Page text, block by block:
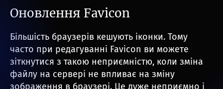
Оновлення Favicon
Більшість браузерів кешують іконки. Тому
часто при редагуванні Favicon ви можете
зіткнутися з такою неприємністю, коли зміна
файлу на сервері не впливає на зміну
зображення в браузері. Це дуже неприємно і